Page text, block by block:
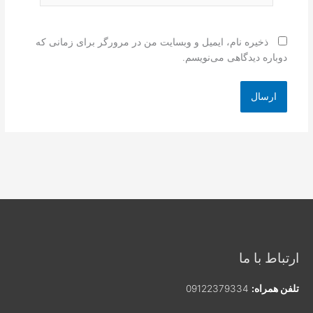
ذخیره نام، ایمیل و وبسایت من در مرورگر برای زمانی که
دوباره دیدگاهی می‌نویسم.
ارتباط با ما
تلفن همراه: 09122379334